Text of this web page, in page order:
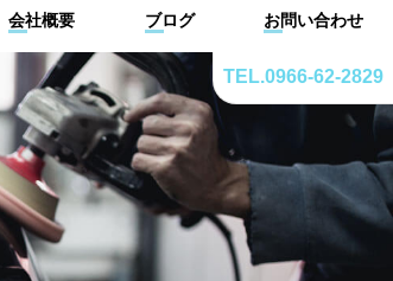
TEL.0966-62-2829
会社概要 ブログ お問い合わせ